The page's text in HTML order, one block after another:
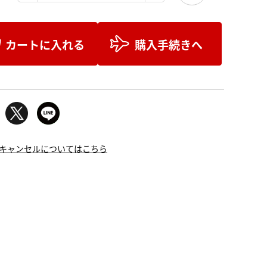
カートに入れる 購入手続きへ
ャンセルについてはこちら